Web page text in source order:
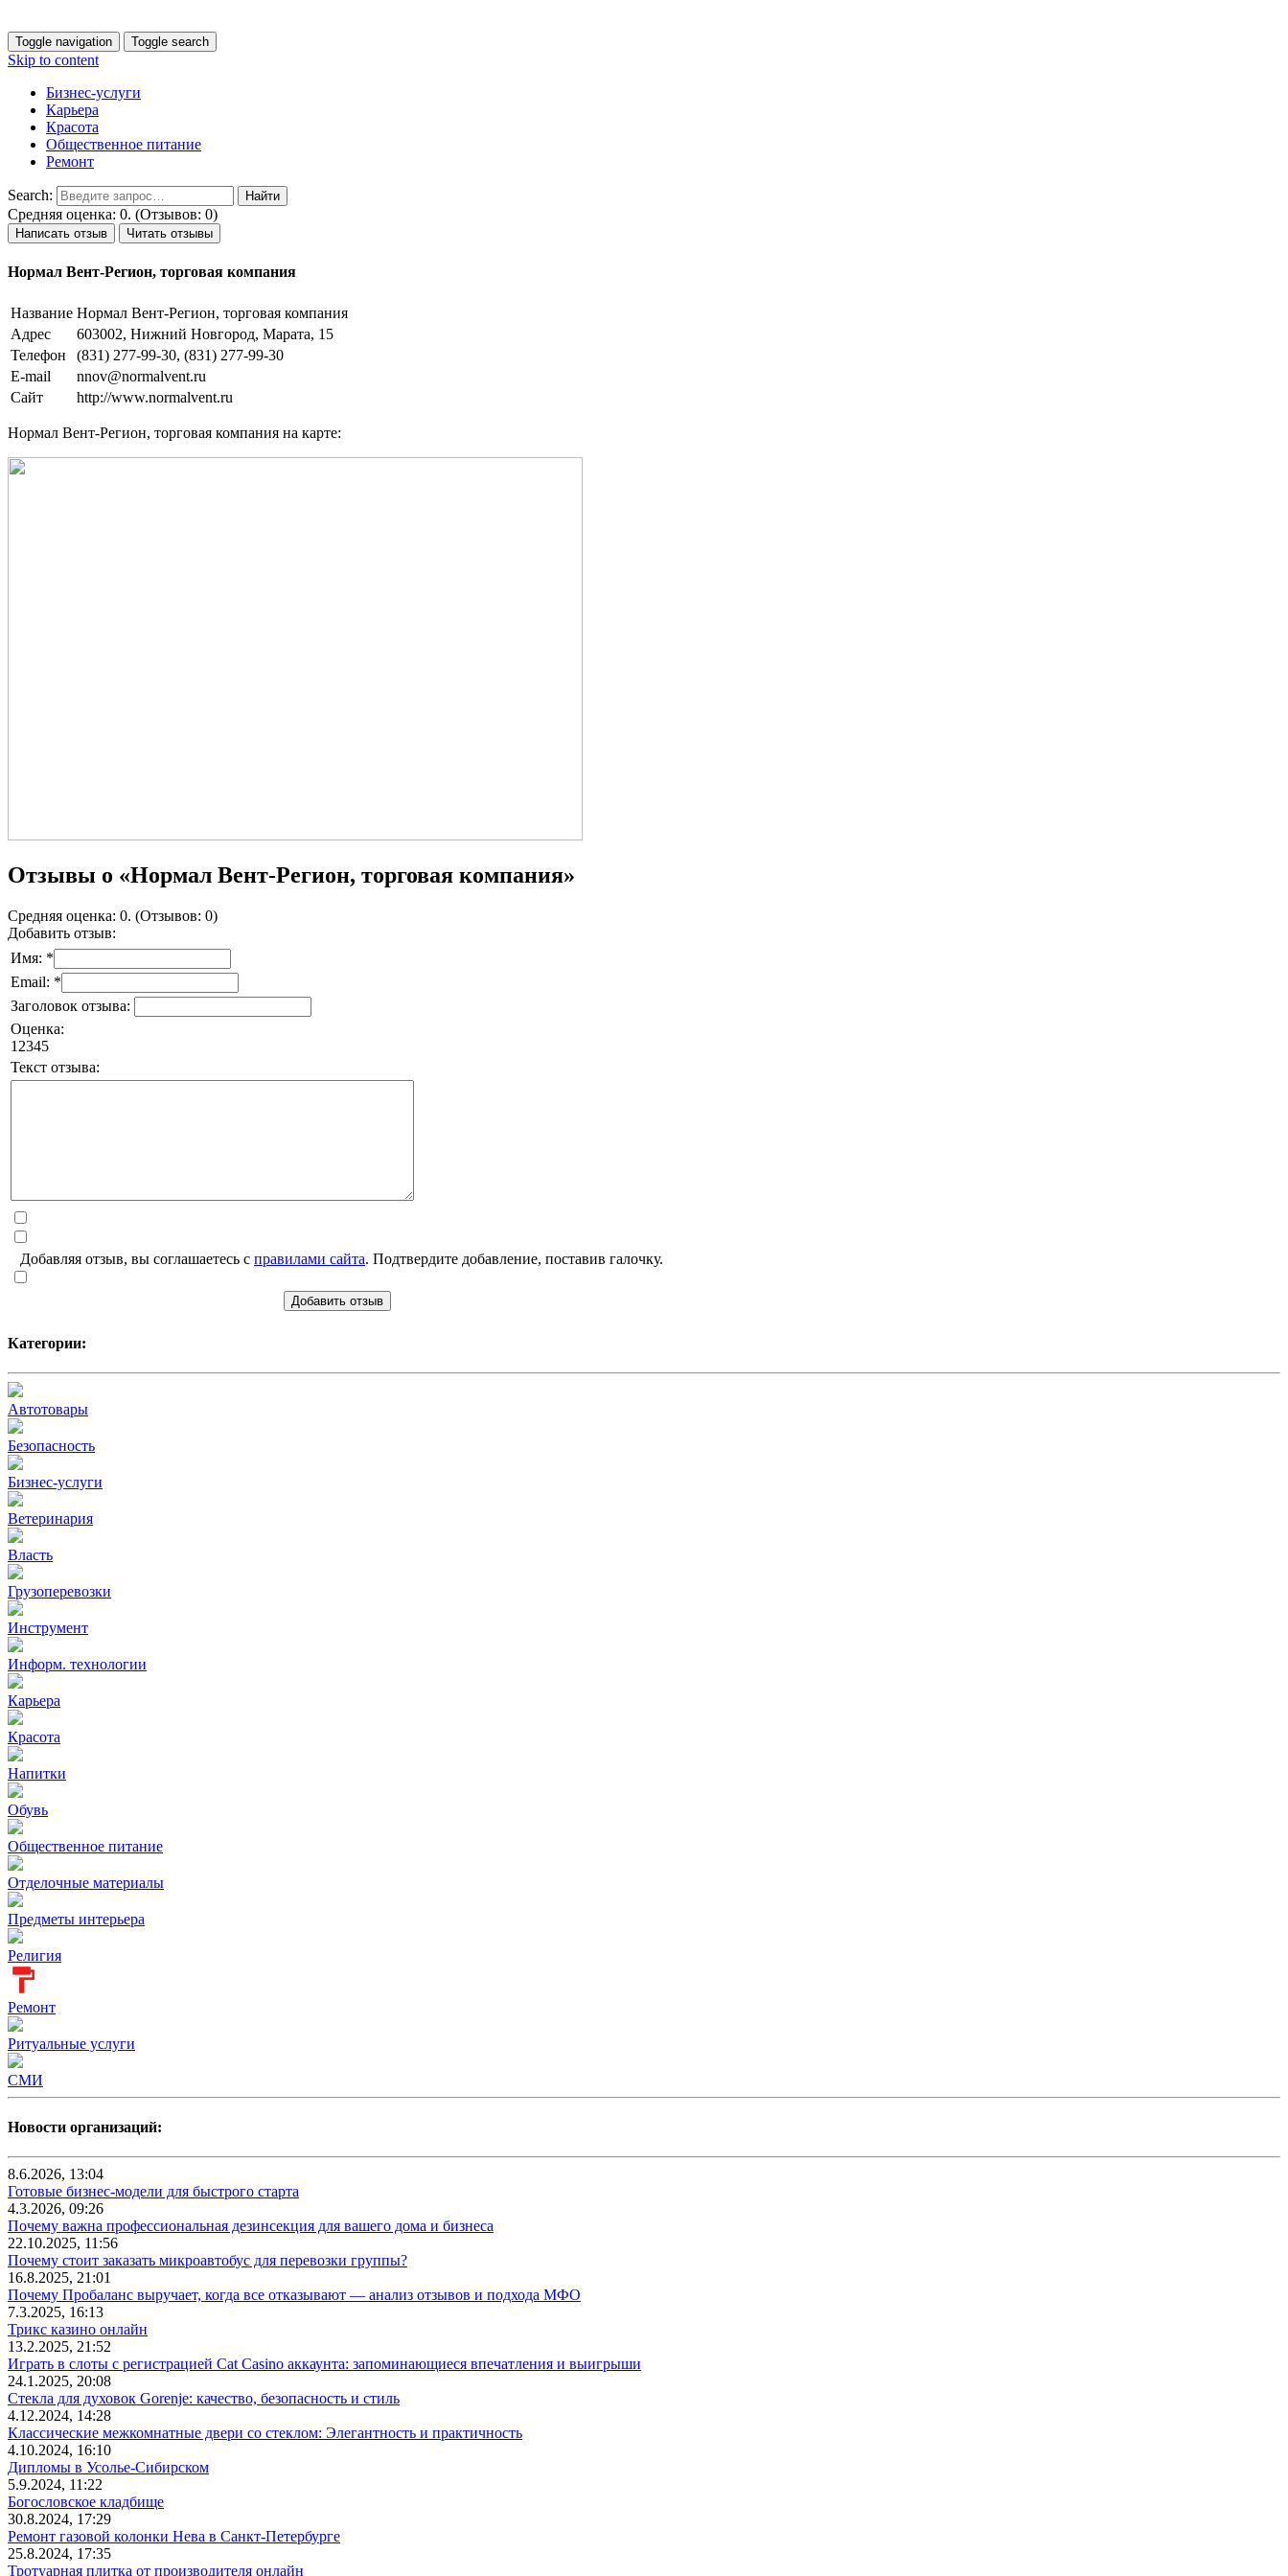
Toggle navigation Toggle search
Skip to content
Бизнес-услуги
Карьера
Красота
Общественное питание
Ремонт
Search:
Средняя оценка: 0. (Отзывов: 0)
Написать отзыв Читать отзывы
Нормал Вент-Регион, торговая компания
Название Нормал Вент-Регион, торговая компания
Адрес
603002, Нижний Новгород, Марата, 15
Телефон
(831) 277-99-30, (831) 277-99-30
E-mail
nnov@normalvent.ru
Сайт
http://www.normalvent.ru
Нормал Вент-Регион, торговая компания на карте:
Отзывы о «Нормал Вент-Регион, торговая компания»
Средняя оценка: 0. (Отзывов: 0)
Добавить отзыв:
Имя: *
Email: *
Заголовок отзыва:
Оценка:
1 2345
Текст отзыва:
Добавляя отзыв, вы соглашаетесь с правилами сайта. Подтвердите добавление, поставив галочку.
Добавить отзыв
Категории:
Автотовары
Безопасность
Бизнес-услуги
Ветеринария
Власть
Грузоперевозки
Инструмент
Информ. технологии
Карьера
Красота
Напитки
Обувь
Общественное питание
Отделочные материалы
Предметы интерьера
Религия
Ремонт
Ритуальные услуги
СМИ
Новости организаций:
8.6.2026, 13:04
Готовые бизнес-модели для быстрого старта
4.3.2026, 09:26
Почему важна профессиональная дезинсекция для вашего дома и бизнеса
22.10.2025, 11:56
Почему стоит заказать микроавтобус для перевозки группы?
16.8.2025, 21:01
Почему Пробаланс выручает, когда все отказывают — анализ отзывов и подхода МФО
7.3.2025, 16:13
Трикс казино онлайн
13.2.2025, 21:52
Играть в слоты с регистрацией Cat Casino аккаунта: запоминающиеся впечатления и выигрыши
24.1.2025, 20:08
Стекла для духовок Gorenje: качество, безопасность и стиль
4.12.2024, 14:28
Классические межкомнатные двери со стеклом: Элегантность и практичность
4.10.2024, 16:10
Дипломы в Усолье-Сибирском
5.9.2024, 11:22
Богословское кладбище
30.8.2024, 17:29
Ремонт газовой колонки Нева в Санкт-Петербурге
25.8.2024, 17:35
Тротуарная плитка от производителя онлайн